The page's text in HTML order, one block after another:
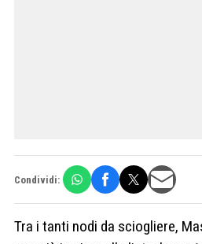
Condividi:
Tra i tanti nodi da sciogliere,